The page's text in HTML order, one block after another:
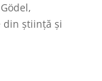
din știință și